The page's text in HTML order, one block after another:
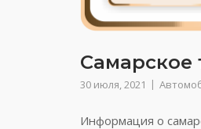
Самарское
30 июля, 2021
Информация о